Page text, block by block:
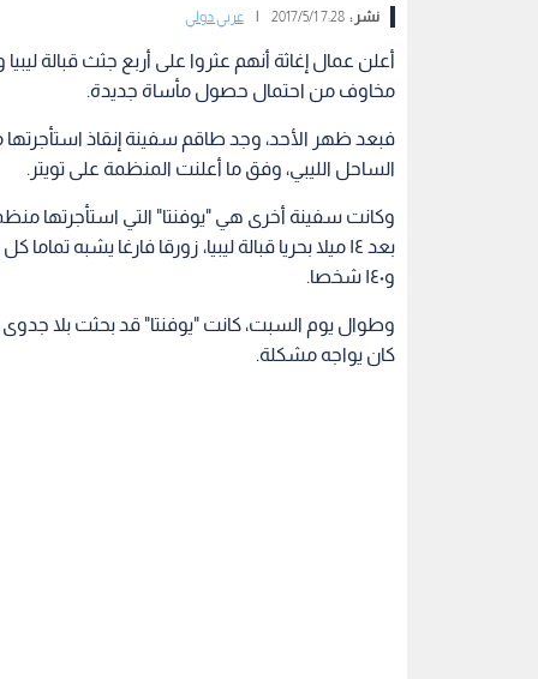
نشر :7:28 2017/5/1 عربي دولي
أعلن عمال إغاثة أنهم عثروا على أربع جثث قبالة
مخاوف من احتمال حصول مأساة جديدة.
الساحل الليبي، وفق ما أعلنت المنظمة على تويتر.
وكانت سفينة أخرى هي "يوفنتا" التي استأجرتها
و١٤٠ شخصا.
وطوال يوم السبت، كانت "يوفنتا" قد بحثت بلا
كان يواجه مشكلة.